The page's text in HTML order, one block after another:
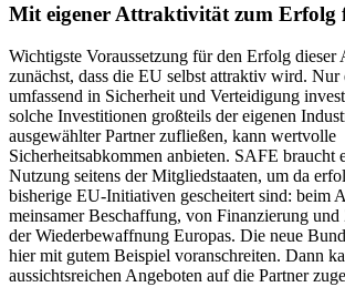
Mit eigener Attraktivität zum Erfolg
Wichtigste Voraussetzung für den Erfolg dieser
zunächst, dass die EU selbst attraktiv wird.
umfassend in Sicherheit und Verteidigung
solche Investitionen großteils der eigenen
ausgewählter Partner zufließen, kann wertvolle
Sicherheitsabkommen an­bieten. SAFE braucht
Nutzung seitens der Mitgliedstaaten, um da
bisherige EU-Initia­tiven gescheitert sind: beim
meinsamer Beschaffung, von Finanzierung und
der Wiederbe­waffnung Europas. Die neue
hier mit gutem Beispiel voran­schreiten. Dann
aussichts­reichen Angeboten auf die Partner